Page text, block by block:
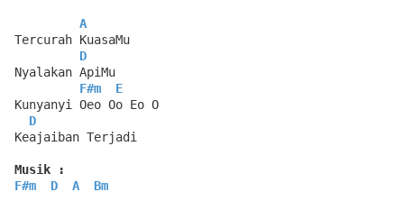
A
Tercurah KuasaMu
D
Nyalakan ApiMu
F#m
E
Kunyanyi Oeo Oo Eo O
D
Keajaiban Terjadi
Musik :
F#m
D A Bm